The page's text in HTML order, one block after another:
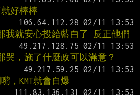
好棒棒
我就安心投給藍白了 反正他們
哭，施了什麼政可以滿意？
，KMT就會自爆